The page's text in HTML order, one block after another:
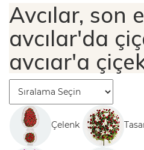
Avcılar, son
avcılar'da
avcıar'a
Çelenk